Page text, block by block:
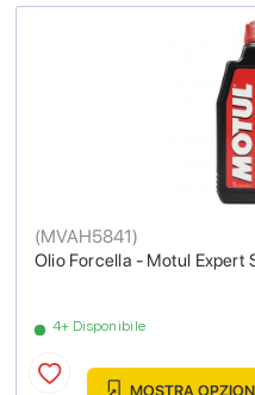
Olio Forcella - Motul Expert
(MVAH5841)
4+ Disponibile
MOSTRA